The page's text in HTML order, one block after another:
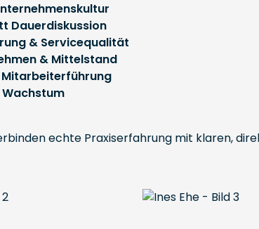
Dauerdiskussion
& Servicequalität
& Mittelstand
echte Praxiserfahrung mit klaren,